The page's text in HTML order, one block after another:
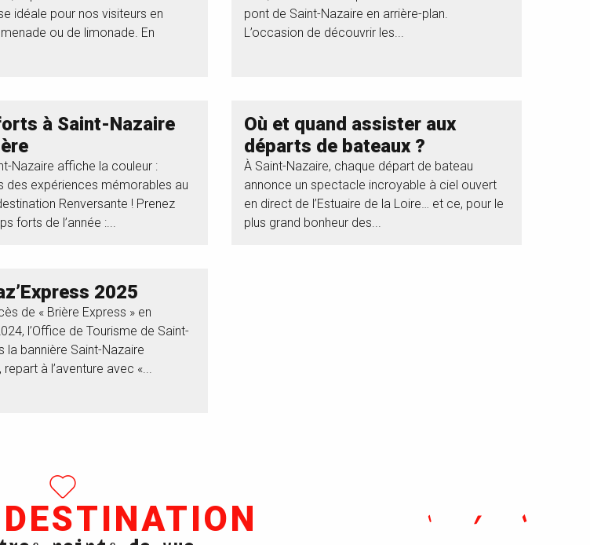
idéale pour nos visiteurs en
ou de limonade. En
pont de Saint-Nazaire en arrière-plan.
L’occasion de découvrir les...
à Saint-Nazaire
Nazaire affiche la couleur :
des expériences mémorables au
Renversante ! Prenez
forts de l’année :...
Où et quand assister aux
départs de bateaux ?
À Saint-Nazaire, chaque départ de bateau
annonce un spectacle incroyable à ciel ouvert
en direct de l’Estuaire de la Loire… et ce, pour le
plus grand bonheur des...
2025
de « Brière Express » en
l’Office de Tourisme de Saint-
la bannière Saint-Nazaire
repart à l’aventure avec «...